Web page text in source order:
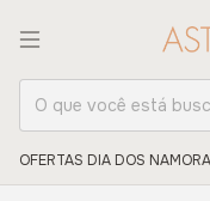
OFERTAS DIA DOS